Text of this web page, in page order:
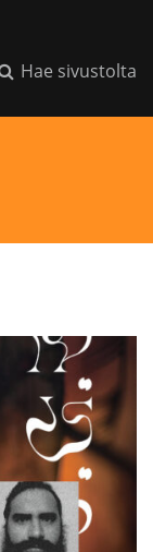
Hae sivustolta